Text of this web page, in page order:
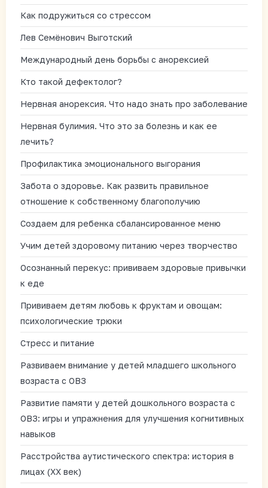
Как подружиться со стрессом
Лев Семёнович Выготский
Международный день борьбы с анорексией
Кто такой дефектолог?
Нервная анорексия. Что надо знать про заболевание
Нервная булимия. Что это за болезнь и как ее
лечить?
Профилактика эмоционального выгорания
Забота о здоровье. Как развить правильное
отношение к собственному благополучию
Создаем для ребенка сбалансированное меню
Учим детей здоровому питанию через творчество
Осознанный перекус: прививаем здоровые привычки
к еде
Прививаем детям любовь к фруктам и овощам:
психологические трюки
Стресс и питание
Развиваем внимание у детей младшего школьного
возраста с ОВЗ
Развитие памяти у детей дошкольного возраста с
ОВЗ: игры и упражнения для улучшения когнитивных
навыков
Расстройства аутистического спектра: история в
лицах (XX век)